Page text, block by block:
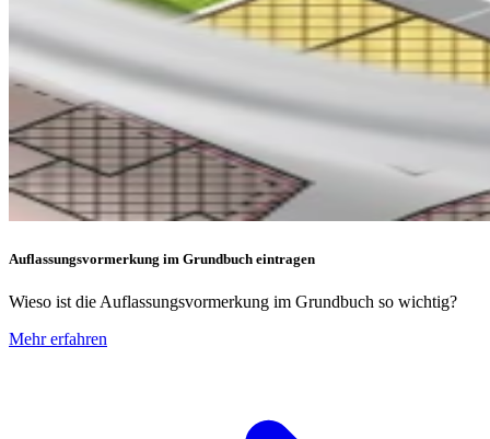
Auflassungsvormerkung im Grundbuch eintragen
Wieso ist die Auflassungsvormerkung im Grundbuch so wichtig?
Mehr erfahren